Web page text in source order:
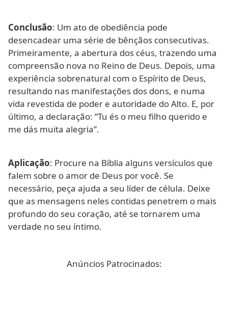
Conclusão: Um ato de obediência pode
desencadear uma série de bênçãos consecutivas.
Primeiramente, a abertura dos céus, trazendo uma
compreensão nova no Reino de Deus. Depois, uma
experiência sobrenatural com o Espírito de Deus,
resultando nas manifestações dos dons, e numa
vida revestida de poder e autoridade do Alto. E, por
último, a declaração: “Tu és o meu filho querido e
me dás muita alegria”.
Aplicação: Procure na Bíblia alguns versículos que
falem sobre o amor de Deus por você. Se
necessário, peça ajuda a seu líder de célula. Deixe
que as mensagens neles contidas penetrem o mais
profundo do seu coração, até se tornarem uma
verdade no seu íntimo.
Anúncios Patrocinados: